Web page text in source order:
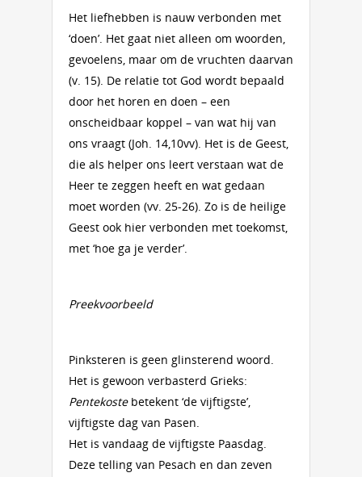
Het liefhebben is nauw verbonden met
‘doen’. Het gaat niet alleen om woorden,
gevoelens, maar om de vruchten daarvan
(v. 15). De relatie tot God wordt bepaald
door het horen en doen – een
onscheidbaar koppel – van wat hij van
ons vraagt (Joh. 14,10vv). Het is de Geest,
die als helper ons leert verstaan wat de
Heer te zeggen heeft en wat gedaan
moet worden (vv. 25-26). Zo is de heilige
Geest ook hier verbonden met toekomst,
met ‘hoe ga je verder’.
Preekvoorbeeld
Pinksteren is geen glinsterend woord.
Het is gewoon verbasterd Grieks:
Pentekostebetekent ‘de vijftigste’,
vijftigste dag van Pasen.
Het is vandaag de vijftigste Paasdag.
Deze telling van Pesach en dan zeven